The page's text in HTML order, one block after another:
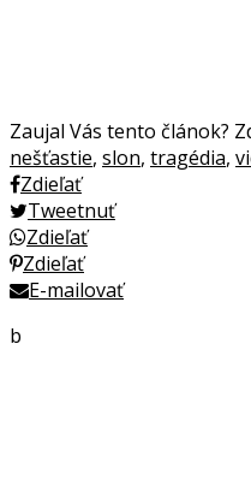
Zaujal Vás tento článok?
nešťastie, slon, tragédia,
Zdieľať
Tweetnuť
Zdieľať
Zdieľať
E-mailovať
b